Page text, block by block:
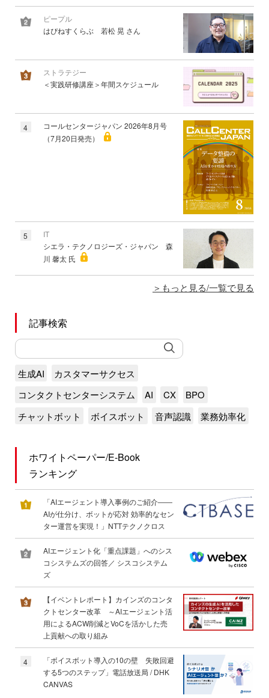
ピープル
はぴねすくらぶ 若松 晃 さん
ストラテジー
＜実践研修講座＞年間スケジュール
4
コールセンタージャパン 2026年8月号
（7月20日発売）
5
IT
シエラ・テクノロジーズ・ジャパン 森
川 馨太 氏
もっと見る/一覧で見る
記事検索
生成AI
カスタマーサクセス
コンタクトセンターシステム
AI CX
BPO
チャットボット
ボイスボット 音声認識 業務効率化
ホワイトペーパー/E-Book
ランキング
「AIエージェント導入事例のご紹介――
AIが仕分け、ボットが応対 効率的なセン
ター運営を実現！」NTTテクノクロス
AIエージェント化「重点課題」へのシス
コシステムズの回答／ シスコシステム
ズ
【イベントレポート】カインズのコンタ
クトセンター改革 ～AIエージェント活
用によるACW削減とVoCを活かした売
上貢献への取り組み
4
「ボイスボット導入の10の壁 失敗回避
する5つのステップ」電話放送局 / DHK
CANVAS